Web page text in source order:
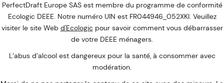
PerfectDraft Europe SAS est membre du programme de conformité
Ecologic DEEE. Notre numéro UIN est FR044946_052XKI. Veuillez
visiter le site Web d'Ecologic pour savoir comment vous débarrasser
de votre DEEE ménagers.
L’abus d’alcool est dangereux pour la santé, à consommer avec
modération.